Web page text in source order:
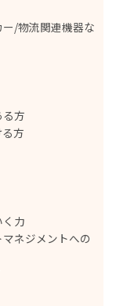
/物流関連機器な
方
方
力
ネジメントへの